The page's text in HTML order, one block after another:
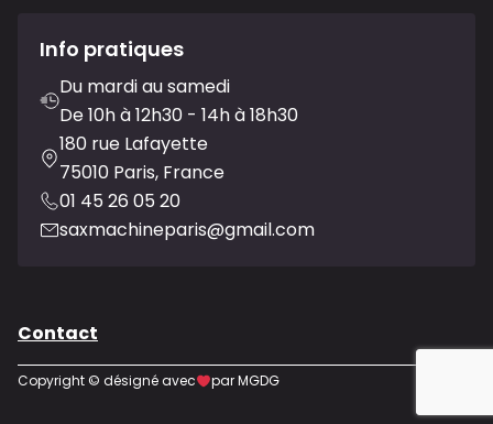
Info pratiques
Du mardi au samedi
De 10h à 12h30 - 14h à 18h30
180 rue Lafayette
75010 Paris, France
01 45 26 05 20
saxmachineparis@gmail.com
Contact
Copyright © désigné avec par MGDG